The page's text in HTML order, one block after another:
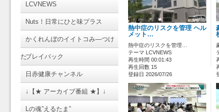
LCVNEWS
Nuts！日常にひと味プラス
かくれんぼのイイトコみ―つけ
たプレイバック
日赤健康チャンネル
↓【★ アーカイブ番組 ★】↓
Lの魂”えるたま”
熱中症のリスクを管理 ヘル
メット…
熱中症のリスクを管理…
テーマ LCVNEWS
再生時間 00:01:43
再生回数 15
登録日 2026/07/26